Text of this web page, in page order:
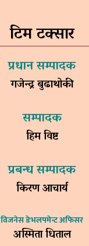
टिम टक्सार
प्रधान सम्पादक
गजेन्द्र बुढाथोकी
सम्पादक
हिम विष्ट
प्रबन्ध सम्पादक
किरण आचार्य
विजनेस डेभलपमेन्ट अफिसर
अस्मिता धिताल